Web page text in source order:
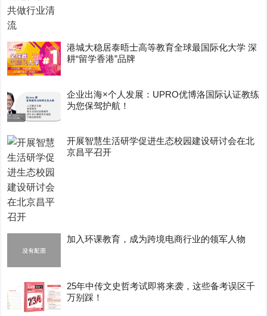
港城大稳居泰晤士高等教育全球最国际化大学 深
耕“留学香港”品牌
企业出海×个人发展：UPRO优博洛国际认证教练
为您保驾护航！
开展智慧生活研学促进生态校园建设研讨会在北
京昌平召开
加入环课教育，成为跨境电商行业的领军人物
25年中传文史哲考试即将来袭，这些备考误区千
万别踩！